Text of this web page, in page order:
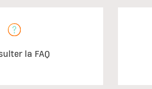
la FAQ